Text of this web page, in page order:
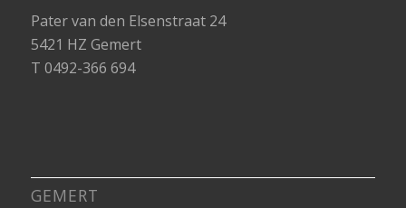
Pater van den Elsenstraat 24
5421 HZ Gemert
T 0492-366 694
GEMERT